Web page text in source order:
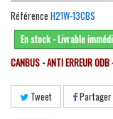
Référence H21W-13CBS
En stock - Livrable
CANBUS - ANTI ERREUR ODB
Tweet Partager